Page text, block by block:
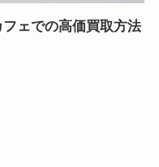
ェでの高価買取方法